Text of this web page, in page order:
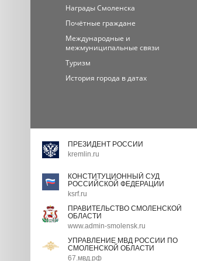
Награды Смоленска
Почётные граждане
Международные и
межмуниципальные связи
Туризм
История города в датах
ПРЕЗИДЕНТ РОССИИ
kremlin.ru
КОНСТИТУЦИОННЫЙ СУД
РОССИЙСКОЙ ФЕДЕРАЦИИ
ksrf.ru
ПРАВИТЕЛЬСТВО СМОЛЕНСКОЙ
ОБЛАСТИ
www.admin-smolensk.ru
УПРАВЛЕНИЕ МВД РОССИИ ПО
СМОЛЕНСКОЙ ОБЛАСТИ
67.мвд.рф